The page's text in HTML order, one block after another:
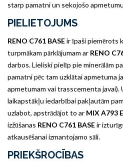
starp pamatni un sekojošo
PIELIETOJUMS
RENO C761 BASEir īpaši piemērots
turpmākam pārklājumam ar RENO
darbos. Lieliski pielīp pie minerālām
pamatni pēc tam uzklātai apmetuma
apmetumam vai trasscementa javai).
laikapstākļu iedarbībai pakļautām
uzlabot, apstrādājot to ar MIX A793
izžūšanas RENO C761 BASEir
atkausēšanai izmantojamo sāli.
PRIEKŠROCĪBAS